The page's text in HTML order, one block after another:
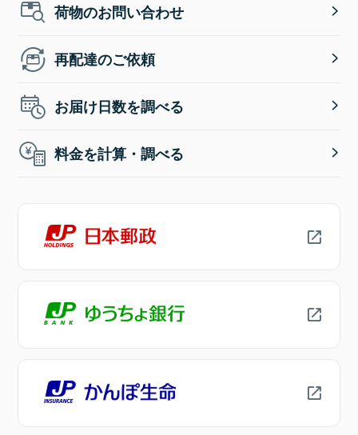
荷物のお問い合わせ
再配達のご依頼
お届け日数を調べる
料金を計算・調べる